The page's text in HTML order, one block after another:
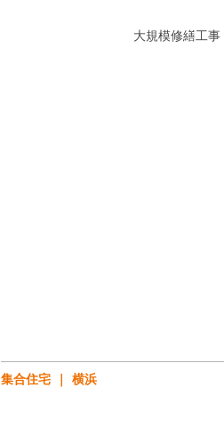
大規模修繕工事
集合住宅 横浜